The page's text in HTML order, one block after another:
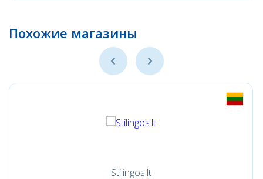
Похожие магазины
Stilingos.lt